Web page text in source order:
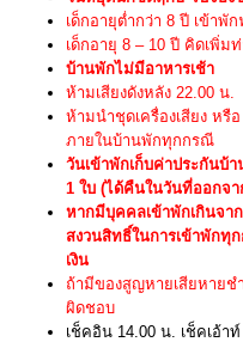
เด็กอายุต่ำกว่า 8 ปี เข้าพั
เด็กอายุ 8 – 10 ปี คิดเพิ่ม
บ้านพักไม่มีอาหารเช้า
ห้ามเสียงดังหลัง 22.00 น.
ห้ามนำชุดเครื่องเสียง หรื
ภายในบ้านพักทุกกรณี
วันเข้าพักเก็บค่าประกันบ้
1 ใบ (ได้คืนในวันที่ออกจ
หากมีบุคคลเข้าพักเกินจา
สงวนสิทธิ์ในการเข้าพักทุ
เงิน
ถ้ามีของสูญหายเสียหายช
ผิดชอบ
เช็คอิน 14.00 น. เช็คเอ้าท์